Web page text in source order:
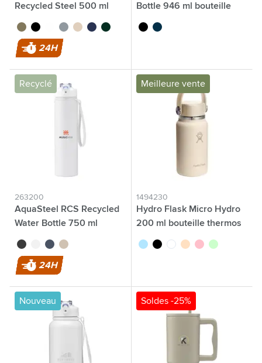
Recycled Steel 500 ml
brun noir blancgris clairbeigebleu foncé
vert foncé
24H
Bottle 946 ml bouteille
noir bleu indigo
Recyclé
263200
AquaSteel RCS Recycled
Water Bottle 750 ml
noir blancbleu beige
24H
Meilleure vente
1494230
Hydro Flask Micro Hydro
200 ml bouteille thermos
bleu pastel
noir blancbeigerose vert pastel
Nouveau Soldes -25%